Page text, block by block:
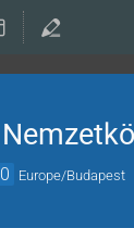
Europe/Budapest